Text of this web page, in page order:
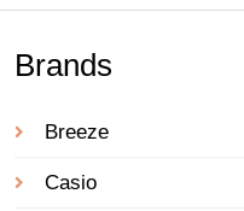
Brands
Breeze
Casio